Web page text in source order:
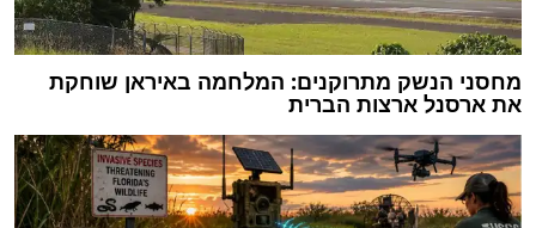
מחסני הנשק מתרוקנים: המלחמה באיראן שוחקת
את ארסנל ארצות הברית